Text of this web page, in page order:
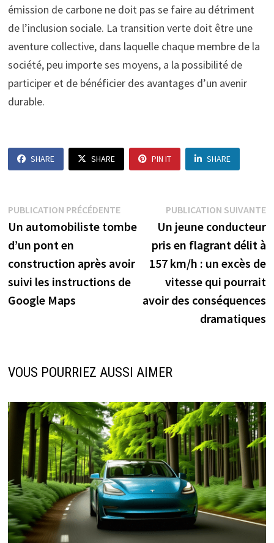
émission de carbone ne doit pas se faire au détriment
de l’inclusion sociale. La transition verte doit être une
aventure collective, dans laquelle chaque membre de la
société, peu importe ses moyens, a la possibilité de
participer et de bénéficier des avantages d’un avenir
durable.
SHARE SHARE PIN IT SHARE
Navigation
de
l’article
PUBLICATION PRÉCÉDENTEPublication
précédente :
Un automobiliste tombe
d’un pont en
construction après avoir
suivi les instructions de
Google Maps
PUBLICATION SUIVANTE
Un jeune conducteur
pris en flagrant délit à
157 km/h : un excès de
vitesse qui pourrait
avoir des conséquences
dramatiques
VOUS POURRIEZ AUSSI AIMER